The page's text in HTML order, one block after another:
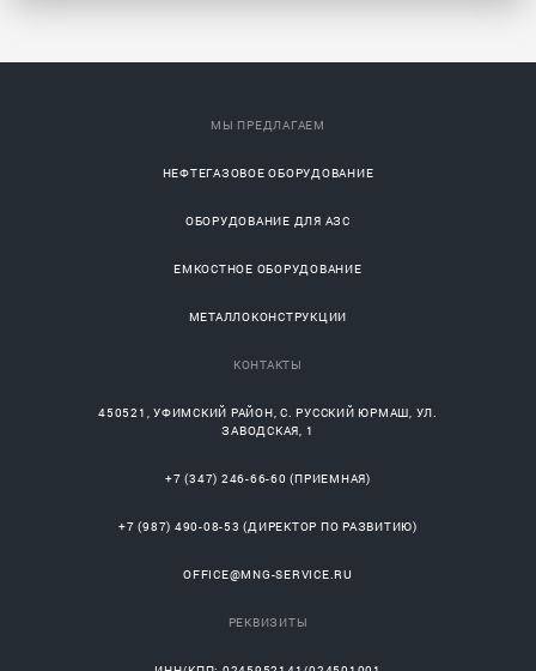
МЫ ПРЕДЛАГАЕМ
НЕФТЕГАЗОВОЕ ОБОРУДОВАНИЕ
ОБОРУДОВАНИЕ ДЛЯ АЗС
ЕМКОСТНОЕ ОБОРУДОВАНИЕ
МЕТАЛЛОКОНСТРУКЦИИ
КОНТАКТЫ
450521 ,УФИМСКИЙ РАЙОН, С.РУССКИЙ ЮРМАШ, УЛ.
ЗАВОДСКАЯ, 1
+7 (347) 246-66-60 (ПРИЕМНАЯ)
+7 (987) 490-08-53 (ДИРЕКТОР ПО РАЗВИТИЮ)
OFFICE@MNG-SERVICE.RU
РЕКВИЗИТЫ